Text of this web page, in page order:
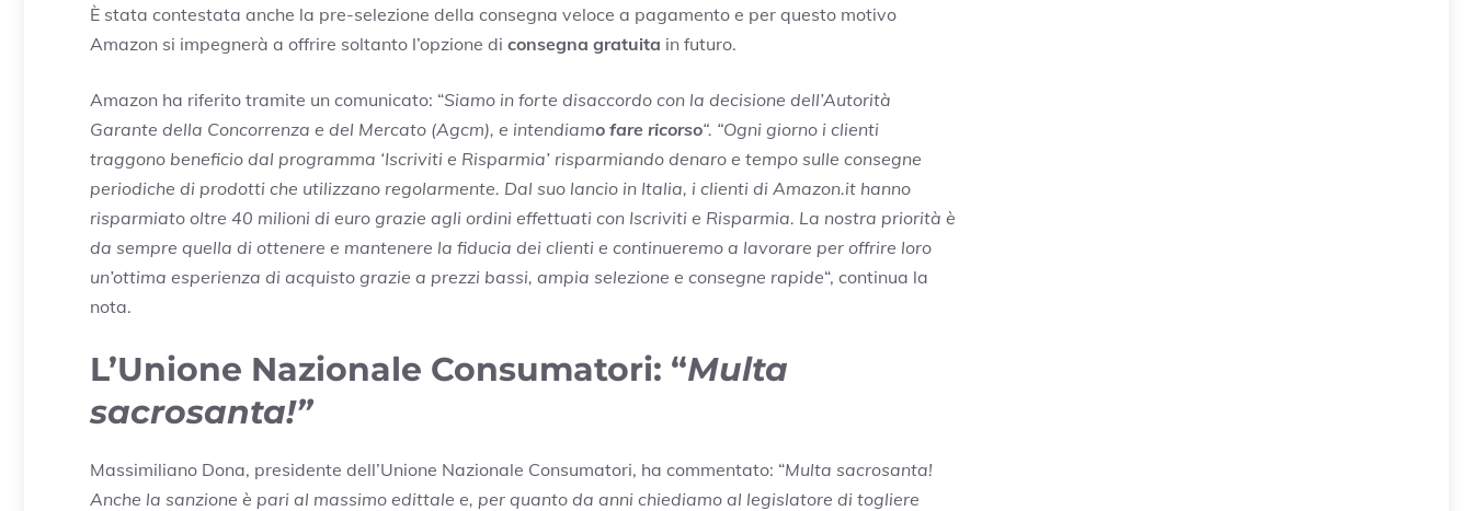
È stata contestata anche la pre-selezione della consegna veloce a pagamento e per questo motivo
Amazon si impegnerà a offrire soltanto l’opzione di consegna gratuita in futuro.
Amazon ha riferito tramite un comunicato: “Siamo in forte disaccordo con la decisione dell’Autorità
Garante della Concorrenza e del Mercato (Agcm), e intendiamo fare ricorso“. “Ogni giorno i clienti
traggono beneficio dal programma ‘Iscriviti e Risparmia’ risparmiando denaro e tempo sulle consegne
periodiche di prodotti che utilizzano regolarmente. Dal suo lancio in Italia, i clienti di Amazon.it hanno
risparmiato oltre 40 milioni di euro grazie agli ordini effettuati con Iscriviti e Risparmia. La nostra priorità è
da sempre quella di ottenere e mantenere la fiducia dei clienti e continueremo a lavorare per offrire loro
un’ottima esperienza di acquisto grazie a prezzi bassi, ampia selezione e consegne rapide“, continua la
nota.
L’Unione Nazionale Consumatori: “Multa
sacrosanta!”
Massimiliano Dona, presidente dell’Unione Nazionale Consumatori, ha commentato: “Multa sacrosanta!
Anche la sanzione è pari al massimo edittale e, per quanto da anni chiediamo al legislatore di togliere